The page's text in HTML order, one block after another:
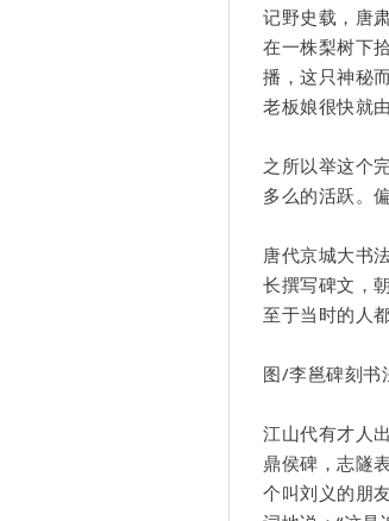
记野史载，唐
在一株梨树下
播，这只神秘
老板娘很快就
之所以举这个
多么的活跃。
唐代京城大书
长撰写碑文，
至于当时的人
图/李邕碑刻书
江山代有才人
鼎侯碑，志隧
个叫刘义的朋